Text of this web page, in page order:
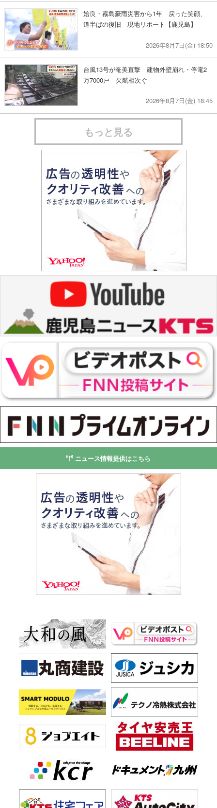
姶良・霧島豪雨災害から1年 戻った笑顔、
道半ばの復旧 現地リポート【鹿児島】
2026年8月7日(金) 18:50
台風13号が奄美直撃 建物外壁崩れ・停電2
万7000戸 欠航相次ぐ
2026年8月7日(金) 18:45
もっと見る
ニュース情報提供はこちら